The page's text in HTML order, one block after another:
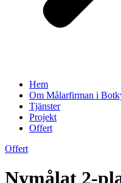
Hem
Om Målarfirman i
Tjänster
Projekt
Offert
Offert
Nymålat 2-